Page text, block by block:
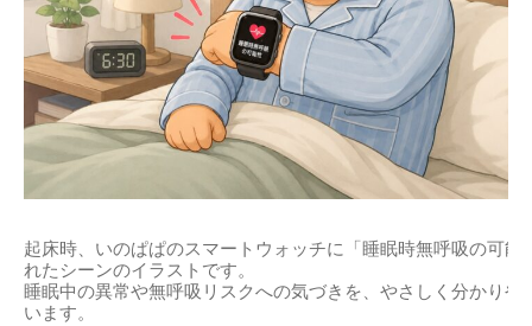
起床時、いのぱぱのスマートウォッチに「睡眠時無呼吸の可能
れたシーンのイラストです。
睡眠中の異常や無呼吸リスクへの気づきを、やさしく分かりや
います。